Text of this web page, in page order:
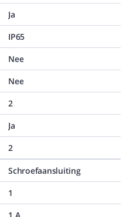
Ja
IP65
Nee
Nee
2
Ja
2
Schroefaansluiting
1